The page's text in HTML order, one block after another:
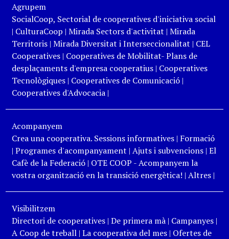
Agrupem
SocialCoop, Sectorial de cooperatives d'iniciativa social
| CulturaCoop | Mirada Sectors d'activitat | Mirada
Territoris| Mirada Diversitat i Interseccionalitat | CEL
Cooperatives| Cooperatives de Mobilitat- Plans de
desplaçaments d'empresa cooperatius| Cooperatives
Tecnològiques| Cooperatives de Comunicació|
Cooperatives d'Advocacia|
Acompanyem
Crea una cooperativa. Sessions informatives| Formació
| Programes d'acompanyament | Ajuts i subvencions| El
Cafè de la Federació| OTE COOP - Acompanyem la
vostra organització en la transició energètica! | Altres|
Visibilitzem
Directori de cooperatives| De primera mà| Campanyes|
A Coop de treball| La cooperativa del mes| Ofertes de